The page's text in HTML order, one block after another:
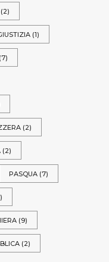
(1)
(2)
(2)
PASQUA(7)
(9)
(2)